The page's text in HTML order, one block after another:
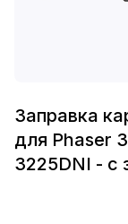
Заправка
для Phaser
3225DNI - с